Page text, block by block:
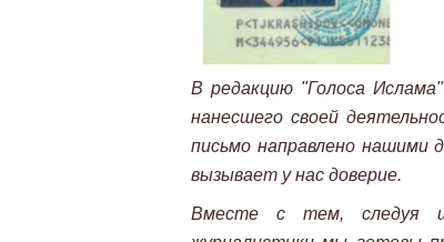
В редакцию "Голоса
нанесшего своей
письмо направлено нашими
вызывает у нас доверие.
Вместе с тем, следуя